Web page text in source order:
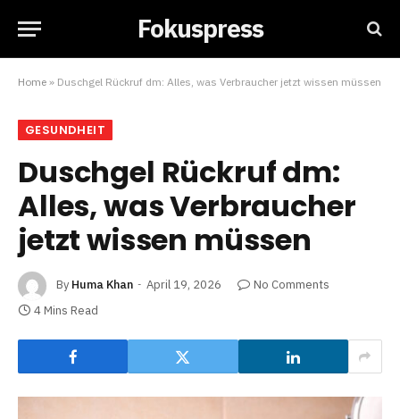
Fokuspress
Home » Duschgel Rückruf dm: Alles, was Verbraucher jetzt wissen müssen
GESUNDHEIT
Duschgel Rückruf dm:
Alles, was Verbraucher
jetzt wissen müssen
By Huma Khan April 19, 2026
No Comments
4 Mins Read